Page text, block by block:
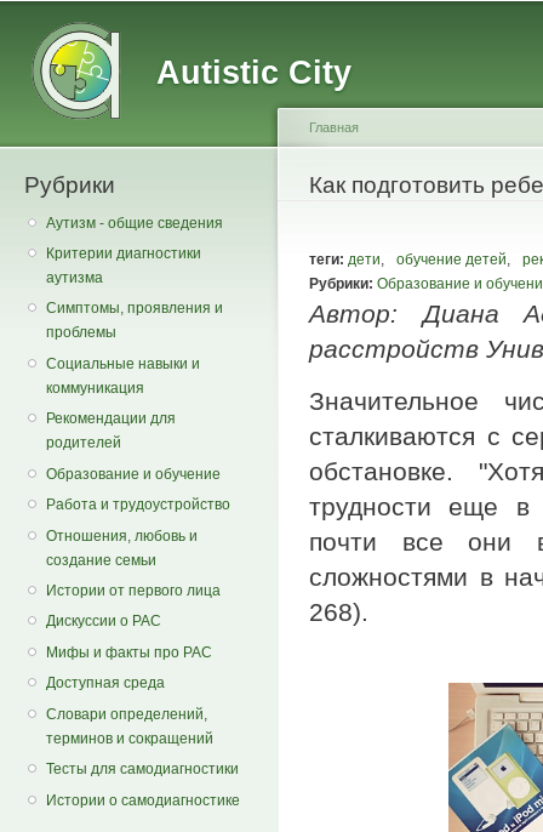
Autistic City
Рубрики
Аутизм - общие сведения
Критерии диагностики
аутизма
Симптомы, проявления и
проблемы
Социальные навыки и
коммуникация
Рекомендации для
родителей
Образование и обучение
Работа и трудоустройство
Отношения, любовь и
создание семьи
Истории от первого лица
Дискуссии о РАС
Мифы и факты про РАС
Доступная среда
Словари определений,
терминов и сокращений
Тесты для самодиагностики
Истории о самодиагностике
You are here
Главная
Как подготовить
теги: дети обучение детей
Рубрики: Образование и
Автор: Диана
расстройств
Значительное
сталкиваются с
обстановке.
трудности еще в
почти все они
сложностями в
268).